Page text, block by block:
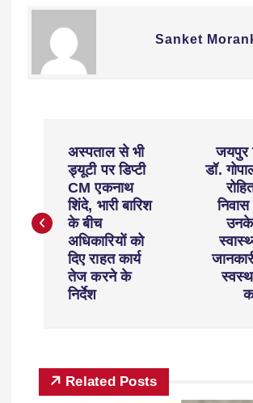
Sanket
अस्पताल से भी
ड्यूटी पर डिप्टी
CM एकनाथ
शिंदे, भारी बारिश
के बीच
अधिकारियों को
दिए राहत कार्य
तेज करने के
निर्देश
जयपुर
डॉ.
उनके
Related Posts